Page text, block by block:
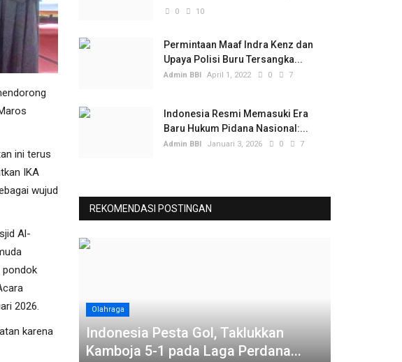
ini terus
IKA
wujud
Al-
pondok
2026.
karena
0
10
Permintaan Maaf Indra Kenz dan
Upaya Polisi Buru Tersangka...
Admin BBI April 1, 2022 0 7
Indonesia Resmi Memasuki Era
Baru Hukum Pidana Nasional:...
Admin BBI Januari 3, 2026 0 7
REKOMENDASI POSTINGAN
Olahraga
Indonesia Pesta Gol, Taklukkan
Kamboja 5-1 pada Laga Perdana...